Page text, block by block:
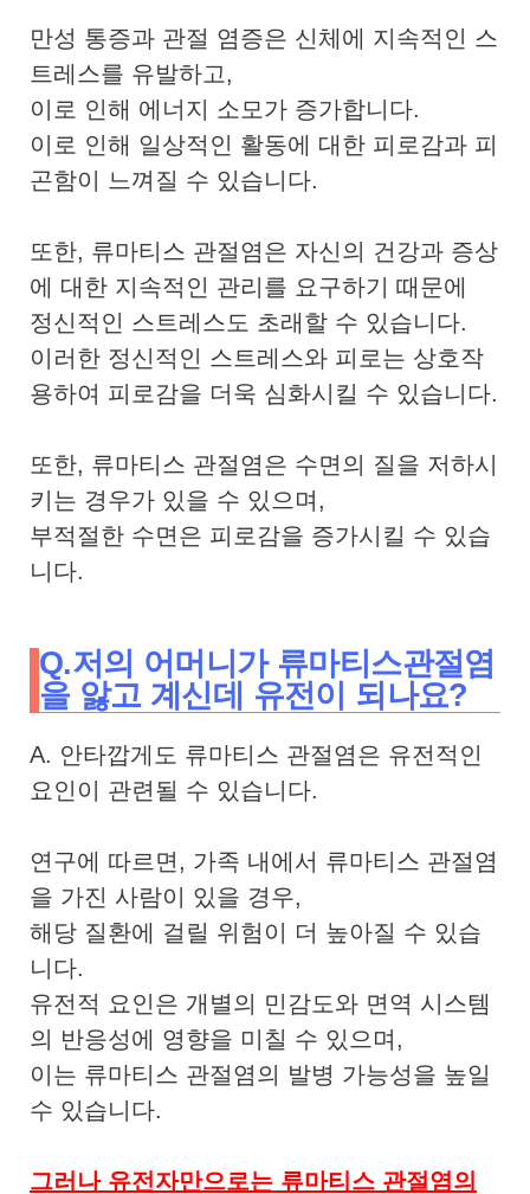
만성 통증과 관절 염증은 신체에 지속적인 스
트레스를 유발하고,
이로 인해 에너지 소모가 증가합니다.
이로 인해 일상적인 활동에 대한 피로감과 피
곤함이 느껴질 수 있습니다.
또한, 류마티스 관절염은 자신의 건강과 증상
에 대한 지속적인 관리를 요구하기 때문에
정신적인 스트레스도 초래할 수 있습니다.
이러한 정신적인 스트레스와 피로는 상호작
용하여 피로감을 더욱 심화시킬 수 있습니다.
또한, 류마티스 관절염은 수면의 질을 저하시
키는 경우가 있을 수 있으며,
부적절한 수면은 피로감을 증가시킬 수 있습
니다.
Q.저의 어머니가 류마티스관절염
을 앓고 계신데 유전이 되나요?
A. 안타깝게도 류마티스 관절염은 유전적인
요인이 관련될 수 있습니다.
연구에 따르면, 가족 내에서 류마티스 관절염
을 가진 사람이 있을 경우,
해당 질환에 걸릴 위험이 더 높아질 수 있습
니다.
유전적 요인은 개별의 민감도와 면역 시스템
의 반응성에 영향을 미칠 수 있으며,
이는 류마티스 관절염의 발병 가능성을 높일
수 있습니다.
그러나 유전자만으로는 류마티스 관절염의